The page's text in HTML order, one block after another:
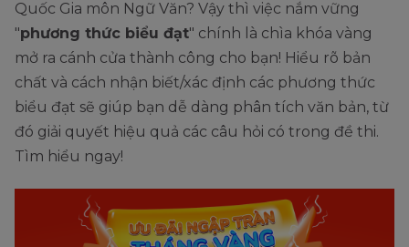
Quốc Gia môn Ngữ Văn? Vậy thì việc nắm vững
"phương thức biểu đạt" chính là chìa khóa vàng
mở ra cánh cửa thành công cho bạn! Hiểu rõ bản
chất và cách nhận biết/xác định các phương thức
biểu đạt sẽ giúp bạn dễ dàng phân tích văn bản, từ
đó giải quyết hiệu quả các câu hỏi có trong đề thi.
Tìm hiểu ngay!